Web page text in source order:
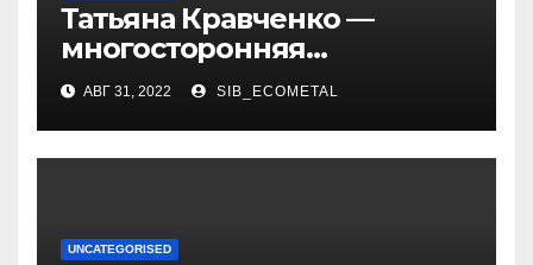
Татьяна Кравченко —
многосторонняя
талантливая российская
актриса с богатой
биографией и успешной
карьерой
АВГ 31, 2022 SIB_ECOMETAL
UNCATEGORISED